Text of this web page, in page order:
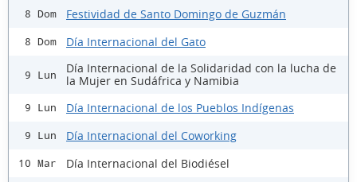
8 Dom Festividad de Santo Domingo de Guzmán
8 Dom Día Internacional del Gato
9 Lun
Día Internacional de la Solidaridad con la lucha de
la Mujer en Sudáfrica y Namibia
9 Lun Día Internacional de los Pueblos Indígenas
9 Lun Día Internacional del Coworking
10 Mar Día Internacional del Biodiésel